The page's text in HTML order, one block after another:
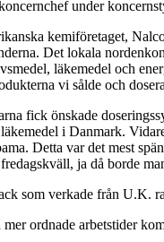
under
kemiföretaget,
Det lokala
läkemedel och
vi sålde och
fick önskade
i Danmark.
Detta var det mest
ja då borde
som verkade från U.K.
ordnade arbetstider